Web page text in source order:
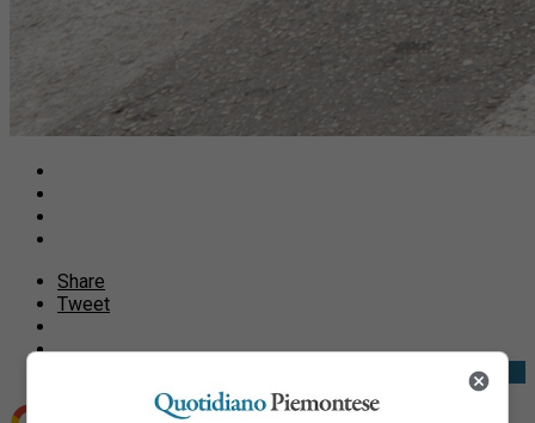
Share
Tweet